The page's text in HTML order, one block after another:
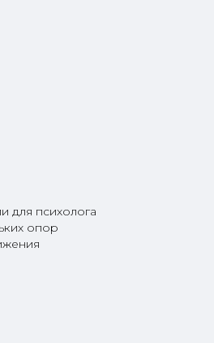
для психолога
опор